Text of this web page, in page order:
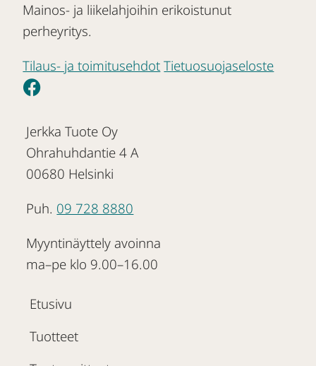
Mainos- ja liikelahjoihin erikoistunut
perheyritys.
Tilaus- ja toimitusehdot Tietuosuojaseloste
Jerkka Tuote Oy
Ohrahuhdantie 4 A
00680 Helsinki
Puh. 09 728 8880
Myyntinäyttely avoinna
ma–pe klo 9.00–16.00
Etusivu
Tuotteet